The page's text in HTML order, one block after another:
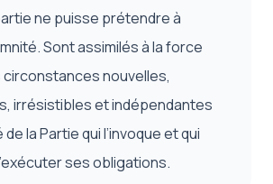
ne puisse prétendre à
Sont assimilés à la force
circonstances nouvelles,
irrésistibles et indépendantes
la Partie qui l’invoque et qui
ses obligations.